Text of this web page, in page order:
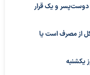
دوست‌پسر و یک قرار
از مصرف است یا
یکشنبه